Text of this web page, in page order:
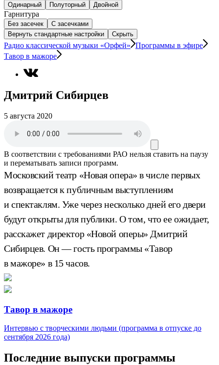
Одинарный Полуторный Двойной
Гарнитура
Без засечек
С засечками
Вернуть стандартные настройки
Скрыть
Радио классической музыки «Орфей»
Программы в эфире
Тавор в мажоре
Дмитрий Сибирцев
5 августа 2020
В соответствии с требованиями РАО нельзя ставить на паузу
и перематывать записи программ.
Московский театр «Новая опера» в числе первых
возвращается к публичным выступлениям
и спектаклям. Уже через несколько дней его двери
будут открыты для публики. О том, что ее ожидает,
расскажет директор «Новой оперы» Дмитрий
Сибирцев. Он — гость программы «Тавор
в мажоре» в 15 часов.
Тавор в мажоре
Интервью с творческими людьми (программа в отпуске до
сентября 2026 года)
Последние выпуски программы